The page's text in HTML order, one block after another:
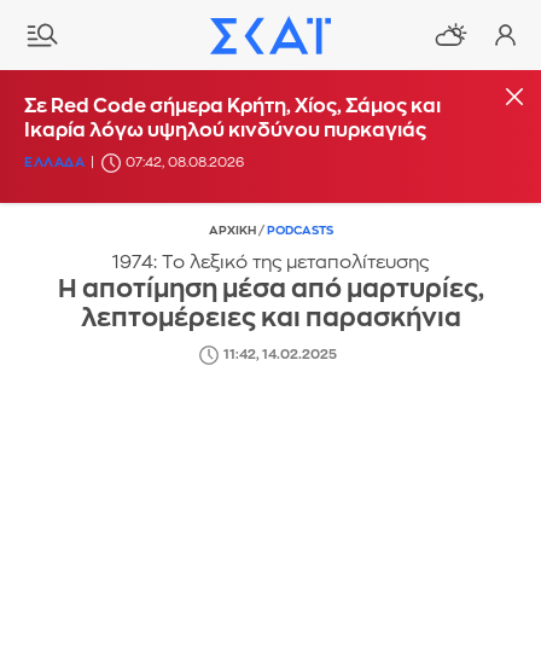
Σε Red Code σήμερα Κρήτη, Χίος, Σάμος και
Ικαρία λόγω υψηλού κινδύνου πυρκαγιάς
ΕΛΛΑΔΑ 07:42, 08.08.2026
ΑΡΧΙΚΗ / PODCASTS
1974: Το λεξικό της μεταπολίτευσης
Η αποτίμηση μέσα από μαρτυρίες,
λεπτομέρειες και παρασκήνια
11:42, 14.02.2025